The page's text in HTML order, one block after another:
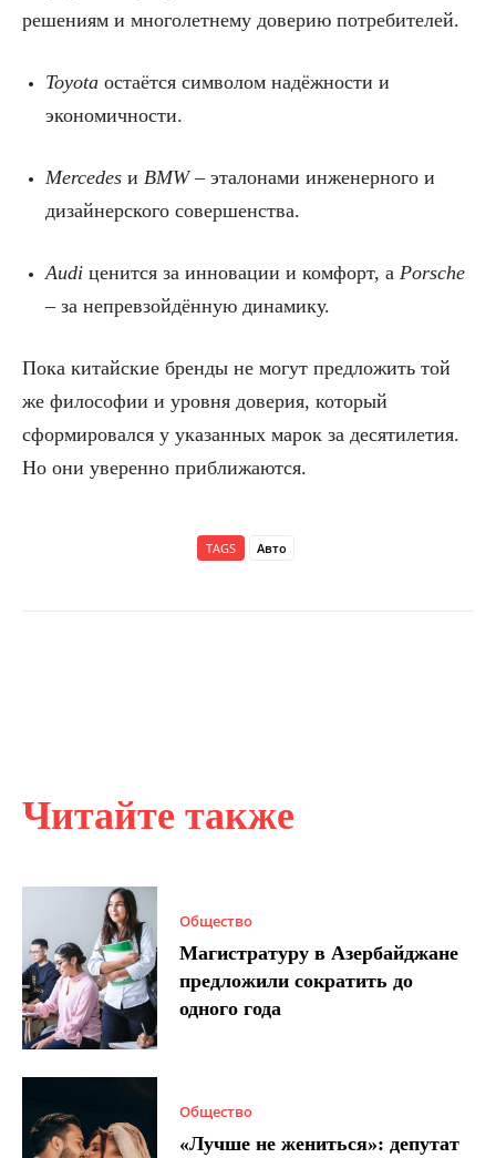
Читайте также
Общество
Магистратуру в Азербайджане
предложили сократить до
одного года
Общество
«Лучше не жениться»: депутат
решениям и многолетнему доверию потребителей.
Toyota остаётся символом надёжности и
экономичности.
Mercedes и BMW– эталонами инженерного и
дизайнерского совершенства.
Audi ценится за инновации и комфорт, а Porsche
– за непревзойдённую динамику.
Пока китайские бренды не могут предложить той
же философии и уровня доверия, который
сформировался у указанных марок за десятилетия.
Но они уверенно приближаются.
TAGS Авто